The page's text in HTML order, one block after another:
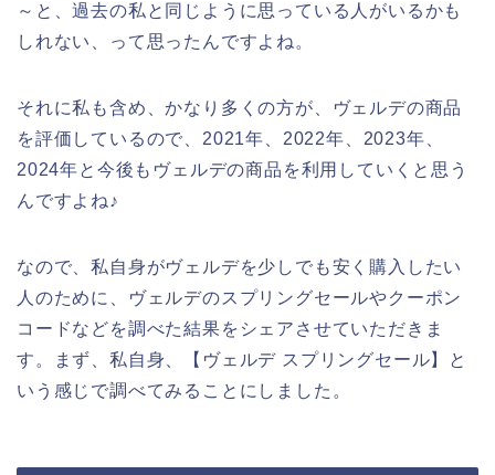
～と、過去の私と同じように思っている人がいるかも
しれない、って思ったんですよね。
それに私も含め、かなり多くの方が、ヴェルデの商品
を評価しているので、2021年、2022年、2023年、
2024年と今後もヴェルデの商品を利用していくと思う
んですよね♪
なので、私自身がヴェルデを少しでも安く購入したい
人のために、ヴェルデのスプリングセールやクーポン
コードなどを調べた結果をシェアさせていただきま
す。まず、私自身、【ヴェルデ スプリングセール】と
いう感じで調べてみることにしました。